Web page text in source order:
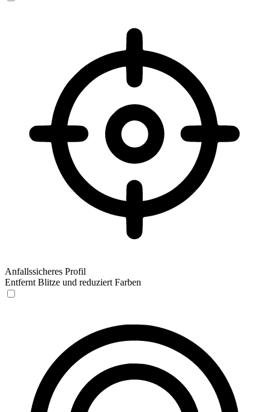
Anfallssicheres Profil
Entfernt Blitze und reduziert Farben